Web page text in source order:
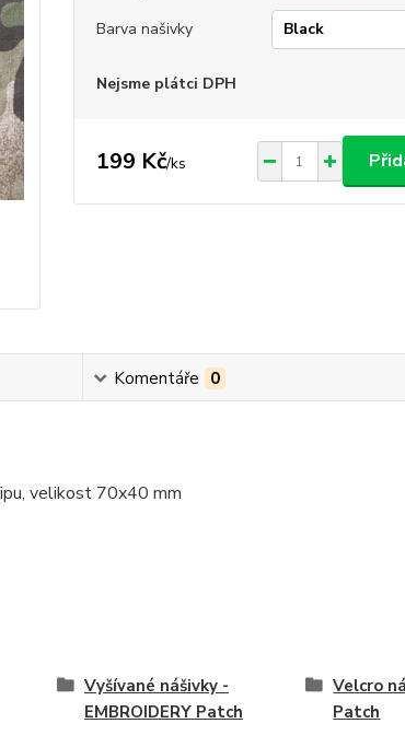
Barva našivky
Nejsme plátci DPH
199 Kč/ks
Komentáře 0
velikost 70x40 mm
Vyšívané nášivky -
EMBROIDERY Patch
Velcro
Patch